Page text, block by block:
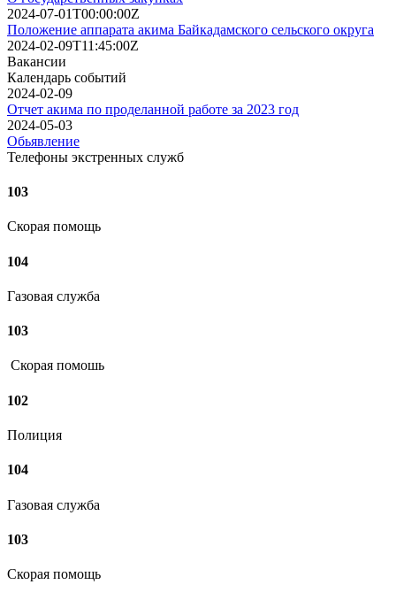
2024-07-01T00:00:00Z
Положение аппарата акима Байкадамского сельского округа
2024-02-09T11:45:00Z
Вакансии
Календарь событий
2024-02-09
Отчет акима по проделанной работе за 2023 год
2024-05-03
Обьявление
Телефоны экстренных служб
103
Скорая помощь
104
Газовая служба
103
Скорая помошь
102
Полиция
104
Газовая служба
103
Скорая помощь